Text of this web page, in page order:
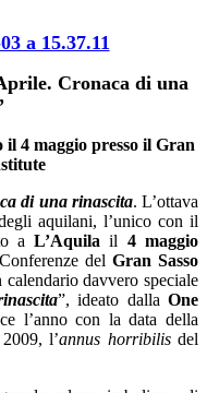
Cronaca di una
il 4 maggio presso il Gran
di una rinascita. L’ottava
aquilani, l’unico con il
aL’Aquila il 4 maggio
del Gran Sasso
davvero speciale
”, ideato dalla One
l’anno con la data della
l’annus horribilis del